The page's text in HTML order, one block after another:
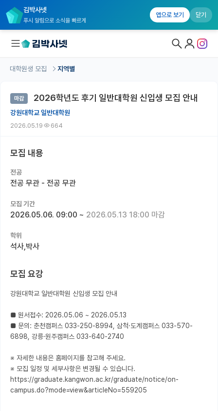
김박사넷
푸시 알림으로 소식을 빠르게
앱으로 보기 닫기
대학원생 모집 홈
전공별 모집 정보
지역별 모집 정보
국내대학원 정보
연구실&오픈랩
커뮤니티
유학교육
이벤트
반도체 아카데미
재팬라운지 🌸
대학원생 모집 지역별
마감 2026학년도 후기 일반대학원 신입생 모집 안내
강원대학교 일반대학원
2026.05.19 664
모집 내용
전공
전공 무관 - 전공 무관
모집 기간
2026.05.06. 09:00 ~ 2026.05.13 18:00 마감
학위
석사,박사
모집 요강
강원대학교 일반대학원 신입생 모집 안내
■ 원서접수: 2026.05.06 ~ 2026.05.13
■ 문의: 춘천캠퍼스 033-250-8994, 삼척·도계캠퍼스 033-570-
6898, 강릉·원주캠퍼스 033-640-2740
※ 자세한 내용은 홈페이지를 참고해 주세요.
※ 모집 일정 및 세부사항은 변경될 수 있습니다.
https://graduate.kangwon.ac.kr/graduate/notice/on-
campus.do?mode=view&articleNo=559205